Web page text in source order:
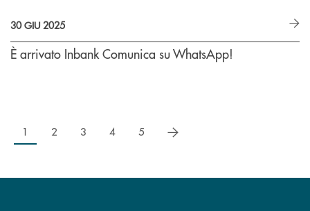
30 GIU 2025
È arrivato Inbank Comunica su WhatsApp!
1 2 3 4 5 successivo